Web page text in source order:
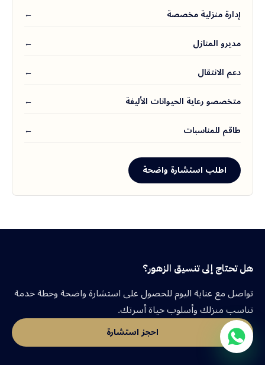
إدارة منزلية مخصصة
←
مديرو المنازل
←
دعم الانتقال
←
متخصصو رعاية الحيوانات الأليفة
←
طاقم للمناسبات
←
اطلب استشارة واضحة
هل تحتاج إلى تنسيق الزهور؟
تواصل مع عناية اليوم للحصول على استشارة واضحة وخطة خدمة
تناسب منزلك وأسلوب حياة أسرتك.
احجز استشارة